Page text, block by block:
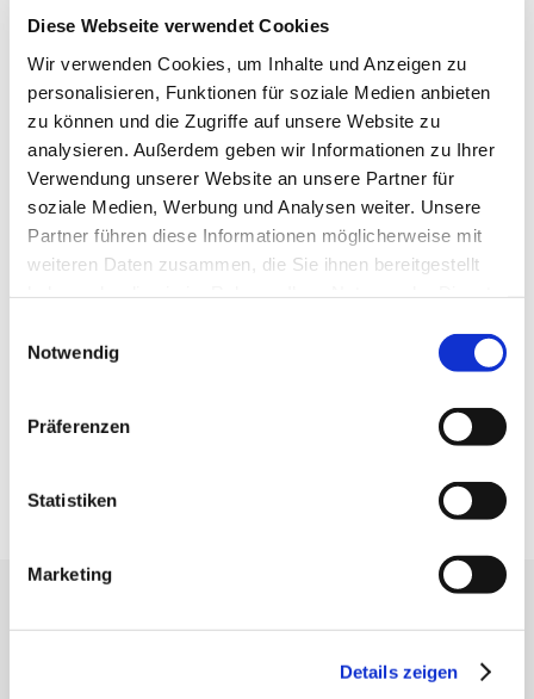
Diese Webseite verwendet Cookies
Wir verwenden Cookies, um Inhalte und Anzeigen zu
personalisieren, Funktionen für soziale Medien anbieten
zu können und die Zugriffe auf unsere Website zu
analysieren. Außerdem geben wir Informationen zu Ihrer
Verwendung unserer Website an unsere Partner für
soziale Medien, Werbung und Analysen weiter. Unsere
Partner führen diese Informationen möglicherweise mit
weiteren Daten zusammen, die Sie ihnen bereitgestellt
Notwendig
Präferenzen
Statistiken
Marketing
Details zeigen
Aussen Durchmesser (mm)
Material Stahl
Taper Art 2517
Pitch (mm) 8
Nabenart